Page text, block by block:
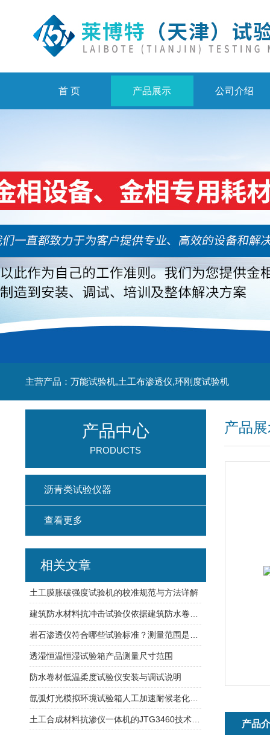
首 页 产品展示 公司介绍
主营产品：万能试验机,土工布渗透仪,环刚度试验机
产品
产品
产品中心
PRODUCTS
沥青类试验仪器
查看更多
相关文章
土工膜胀破强度试验机的校准规范与方法详解
透湿恒温恒湿试验箱产品测量尺寸范围
防水卷材低温柔度试验仪安装与调试说明